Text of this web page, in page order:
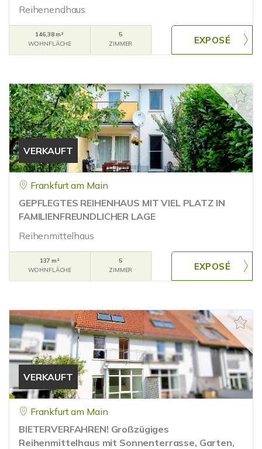
Reihenendhaus
146,38 m²
WOHNFLÄCHE
5
ZIMMER
VERKAUFT
Frankfurt am Main
GEPFLEGTES REIHENHAUS MIT VIEL PLATZ IN
FAMILIENFREUNDLICHER LAGE
Reihenmittelhaus
137 m²
WOHNFLÄCHE
5
ZIMMER
VERKAUFT
Frankfurt am Main
BIETERVERFAHREN! Großzügiges
Reihenmittelhaus mit Sonnenterrasse, Garten,